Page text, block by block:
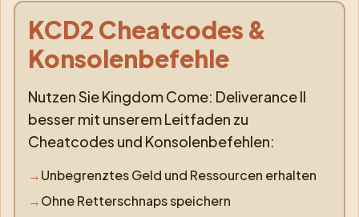
KCD2 Cheatcodes &
Konsolenbefehle
Nutzen Sie Kingdom Come: Deliverance II
besser mit unserem Leitfaden zu
Cheatcodes und Konsolenbefehlen:
→Unbegrenztes Geld und Ressourcen erhalten
→Ohne Retterschnaps speichern